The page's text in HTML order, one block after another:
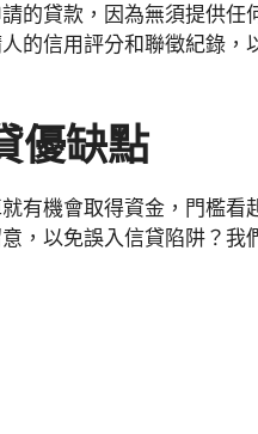
的貸款，因為無須提供任
的信用評分和聯徵紀錄，
優缺點
有機會取得資金，門檻看
，以免誤入信貸陷阱？我